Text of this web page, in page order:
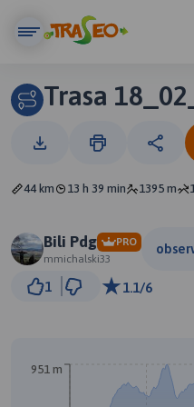
Trasa
44 km 13 h 39 min 1395 m
Bili Pdg
PRO
mmichalski33
1 1.1/6
951 m